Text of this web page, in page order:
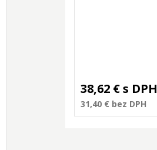
38,62 €s DPH
31,40 € bez DPH